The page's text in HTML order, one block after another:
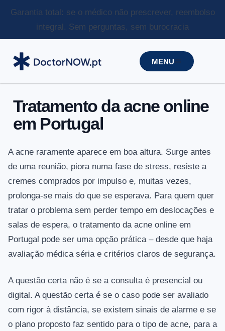
Garantia total: se o médico não prescrever, reembolso
integral. Sem perguntas, sem burocracia
MENU
Tratamento da acne online
em Portugal
A acne raramente aparece em boa altura. Surge antes
de uma reunião, piora numa fase de stress, resiste a
cremes comprados por impulso e, muitas vezes,
prolonga-se mais do que se esperava. Para quem quer
tratar o problema sem perder tempo em deslocações e
salas de espera, o tratamento da acne online em
Portugal pode ser uma opção prática – desde que haja
avaliação médica séria e critérios claros de segurança.
A questão certa não é se a consulta é presencial ou
digital. A questão certa é se o caso pode ser avaliado
com rigor à distância, se existem sinais de alarme e se
o plano proposto faz sentido para o tipo de acne, para a